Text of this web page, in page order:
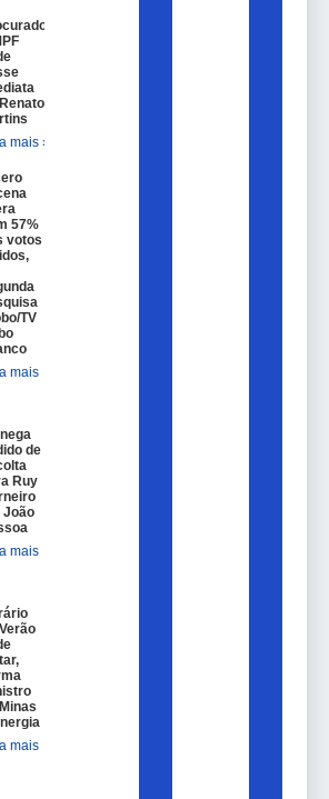
mais »
57%
votos
TV
mais
de
Ruy
João
mais
mais